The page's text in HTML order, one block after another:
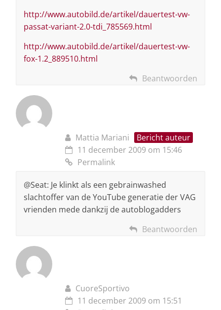
http://www.autobild.de/artikel/dauertest-vw-
passat-variant-2.0-tdi_785569.html
http://www.autobild.de/artikel/dauertest-vw-
fox-1.2_889510.html
Beantwoorden
Mattia Mariani
Bericht auteur
11 december 2009 om 15:46
Permalink
@Seat: Je klinkt als een gebrainwashed
slachtoffer van de YouTube generatie der VAG
vrienden mede dankzij de autoblogadders
Beantwoorden
CuoreSportivo
11 december 2009 om 15:51